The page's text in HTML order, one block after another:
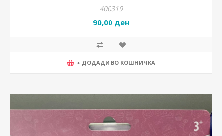
400319
90,00 ден
+ ДОДАДИ ВО КОШНИЧКА